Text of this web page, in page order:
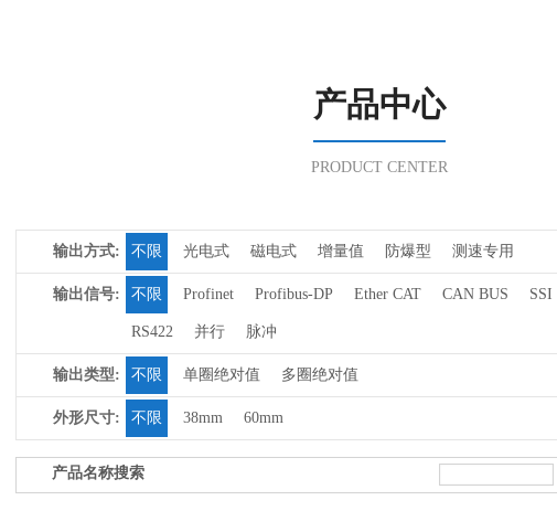
产品中心
PRODUCT CENTER
输出方式: 不限 光电式 磁电式 增量值 防爆型 测速专用
输出信号: 不限 Profinet Profibus-DP Ether CAT CAN BUS SSI
RS422 并行 脉冲
输出类型: 不限 单圈绝对值 多圈绝对值
外形尺寸: 不限 38mm 60mm
产品名称搜索